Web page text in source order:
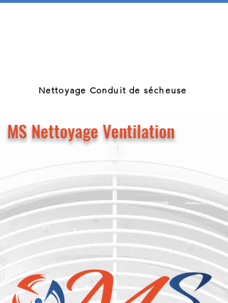
Nettoyage Conduit de sécheuse
Nettoyage Fournaise et Géothermie
MS Nettoyage Ventilation